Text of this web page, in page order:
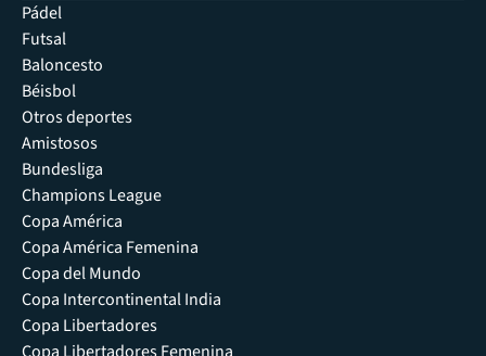
Pádel
Futsal
Baloncesto
Béisbol
Otros deportes
Amistosos
Bundesliga
Champions League
Copa América
Copa América Femenina
Copa del Mundo
Copa Intercontinental India
Copa Libertadores